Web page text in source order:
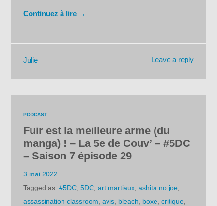
Continuez à lire →
Leave a reply
Julie
PODCAST
Fuir est la meilleure arme (du
manga) ! – La 5e de Couv’ – #5DC
– Saison 7 épisode 29
3 mai 2022
Tagged as:#5DC ,5DC ,art martiaux ,ashita no joe
assassination classroom ,avis bleach boxe ,critique